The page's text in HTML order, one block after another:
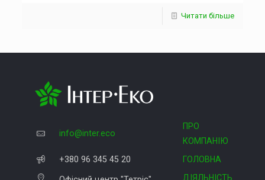
Читати більше
info@inter.eco
ПРО
КОМПАНІЮ
+380 96 345 45 20 ГОЛОВНА
ДІЯЛЬНІСТЬ